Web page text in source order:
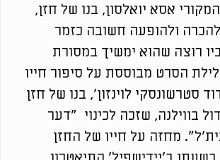
אסא יואלסון, בנו של חזן,
ולהופעה חשובה כזמר
רוצה שהוא ימשיך במסורת
הסרט מבוססת על סיפור חייו
סטרשונסקי לוינזון', בנו של חזן
בווילנה, שזכה לכינוי "דער
מחזה על חייו של החזן